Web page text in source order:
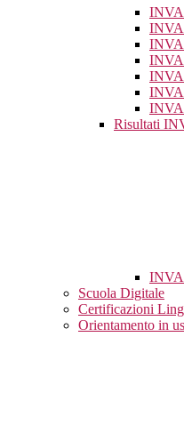
Risultati
Scuola Digitale
Certificazioni
Orientamento in